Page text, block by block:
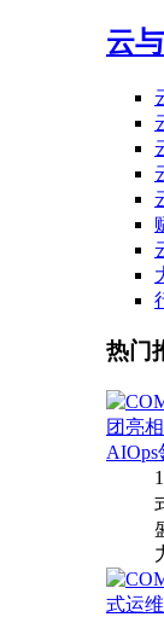
云
热门
团亮
AIOps
式运